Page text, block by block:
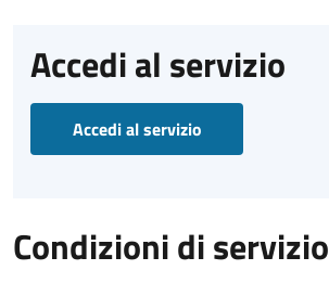
Accedi al servizio
Accedi al servizio
Condizioni di servizio